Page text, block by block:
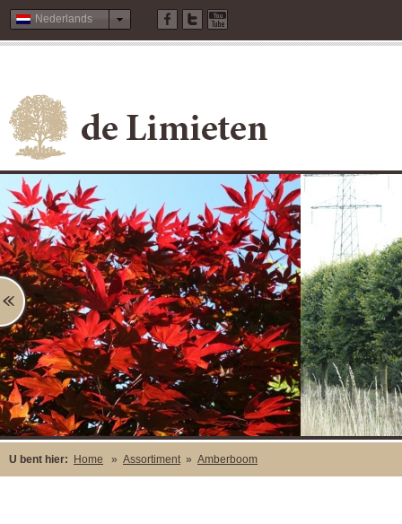
Nederlands
U bent hier: Home » Assortiment» Amberboom